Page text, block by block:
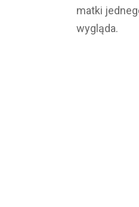
matki
wygląda.